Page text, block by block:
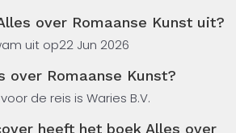
de stijlkenmerken en de
van het romaanse erfgoed. Je
bepalen en welke rol religie
bouw van die periode.
over Romaanse Kunst uit?
uit op22 Jun 2026
over Romaanse Kunst?
de reis is Waries B.V.
heeft het boek Alles over